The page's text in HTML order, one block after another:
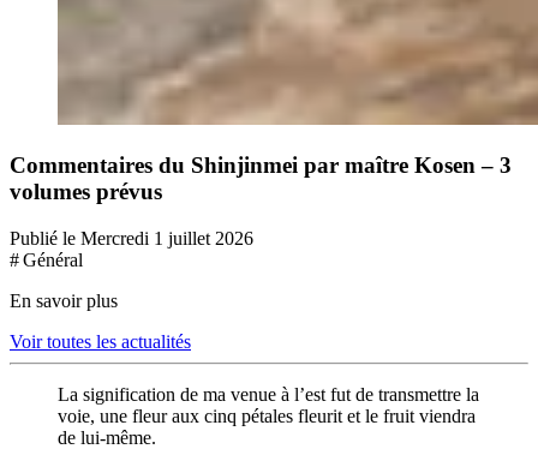
Commentaires du Shinjinmei par maître Kosen – 3
volumes prévus
Publié le Mercredi 1 juillet 2026
# Général
En savoir plus
Voir toutes les actualités
La signification de ma venue à l’est fut de transmettre la
voie, une fleur aux cinq pétales fleurit et le fruit viendra
de lui-même.